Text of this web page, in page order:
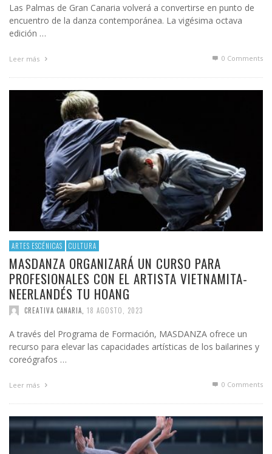
Las Palmas de Gran Canaria volverá a convertirse en punto de
encuentro de la danza contemporánea. La vigésima octava
edición …
Leer más 0 Comments
ARTES ESCÉNICAS CULTURA
MASDANZA ORGANIZARÁ UN CURSO PARA
PROFESIONALES CON EL ARTISTA VIETNAMITA-
NEERLANDÉS TU HOANG
CREATIVA CANARIA 18 AGOSTO, 2023
A través del Programa de Formación, MASDANZA ofrece un
recurso para elevar las capacidades artísticas de los bailarines y
coreógrafos …
Leer más 0 Comments